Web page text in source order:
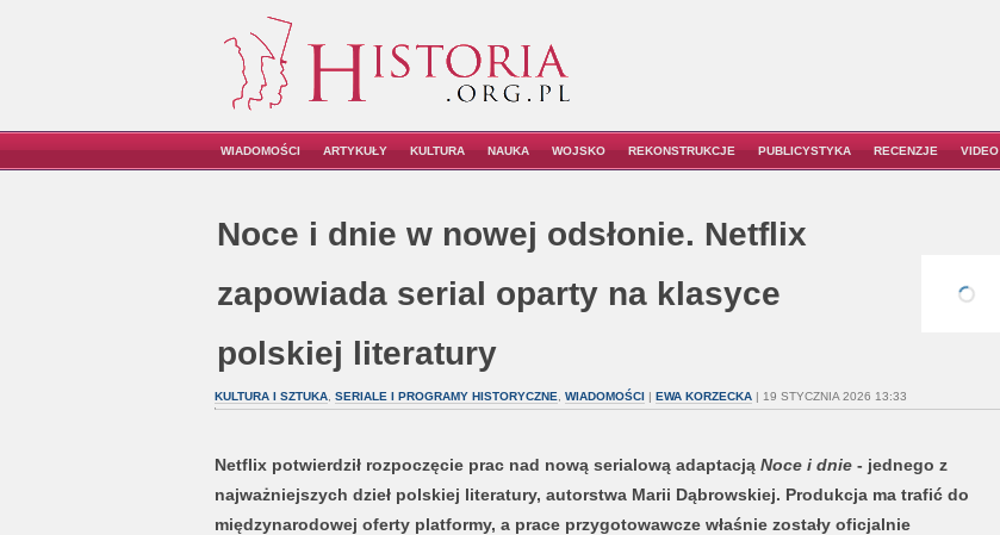
WIADOMOŚCI ARTYKUŁY KULTURA NAUKA WOJSKO REKONSTRUKCJE PUBLICYSTYKA RECENZJE VIDEO
Noce i dnie w nowej odsłonie. Netflix
zapowiada serial oparty na klasyce
polskiej literatury
KULTURA I SZTUKA, SERIALE I PROGRAMY HISTORYCZNE WIADOMOŚCI| EWA KORZECKA| 19 STYCZNIA 2026 13:33
Netflix potwierdził rozpoczęcie prac nad nową serialową adaptacją Noce i dnie- jednego z
najważniejszych dzieł polskiej literatury, autorstwa Marii Dąbrowskiej. Produkcja ma trafić do
międzynarodowej oferty platformy, a prace przygotowawcze właśnie zostały oficjalnie